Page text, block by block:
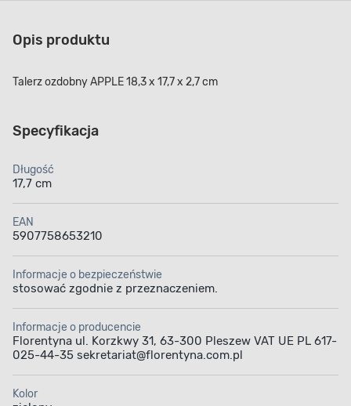
Opis produktu
Talerz ozdobny APPLE 18,3 x 17,7 x 2,7 cm
Specyfikacja
Długość
17,7 cm
EAN
5907758653210
Informacje o bezpieczeństwie
stosować zgodnie z przeznaczeniem.
Informacje o producencie
Florentyna ul. Korzkwy 31, 63-300 Pleszew VAT UE PL 617-
025-44-35 sekretariat@florentyna.com.pl
Kolor